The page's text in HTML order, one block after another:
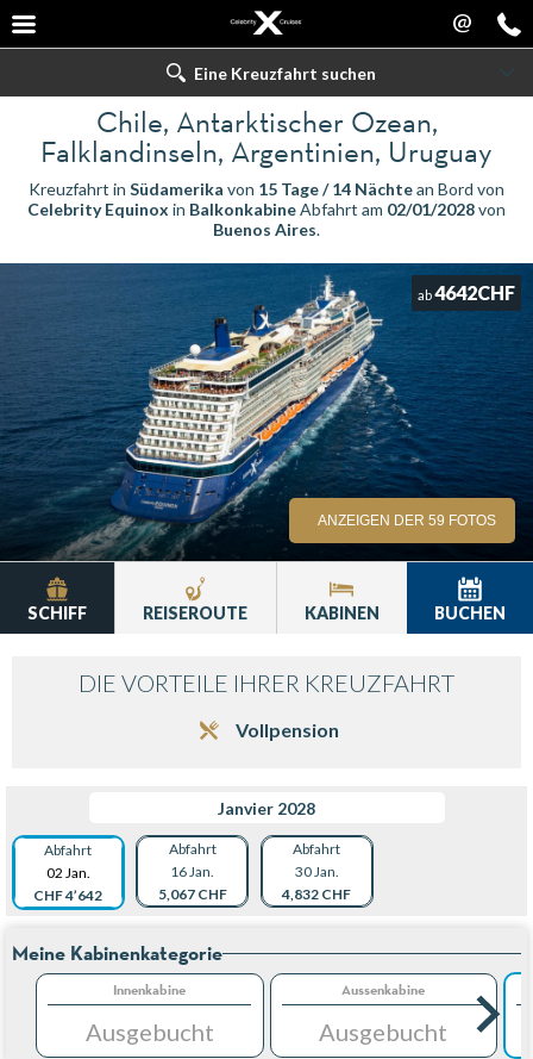
@
Eine Kreuzfahrt suchen
Chile, Antarktischer Ozean,
Falklandinseln, Argentinien, Uruguay
Kreuzfahrt in Südamerika von 15 Tage / 14 Nächtean Bord von
Celebrity Equinox in BalkonkabineAbfahrt am 02/01/2028von
Buenos Aires.
ab4642CHF
ANZEIGEN DER 59 FOTOS
SCHIFF REISEROUTE KABINEN BUCHEN
DIE VORTEILE IHRER KREUZFAHRT
Vollpension
Janvier 2028
Abfahrt
02 Jan.
CHF 4’642
Abfahrt
16 Jan.
5,067 CHF
Abfahrt
30 Jan.
4,832 CHF
Meine Kabinenkategorie
Innenkabine
Ausgebucht
Aussenkabine
Ausgebucht